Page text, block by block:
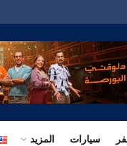
سيارات المزيد